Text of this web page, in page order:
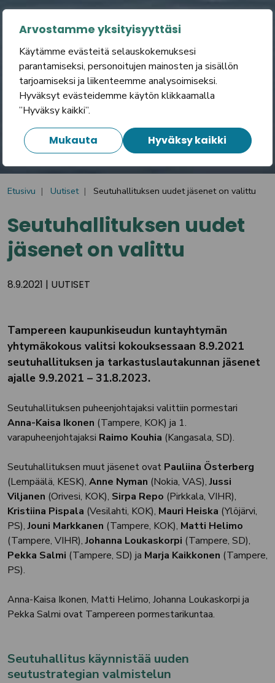
Arvostamme yksityisyyttäsi
Käytämme evästeitä selauskokemuksesi
parantamiseksi, personoitujen mainosten ja sisällön
tarjoamiseksi ja liikenteemme analysoimiseksi.
Hyväksyt evästeidemme käytön klikkaamalla
”Hyväksy kaikki”.
Mukauta Hyväksy kaikki
Etusivu Uutiset Seutuhallituksen uudet jäsenet on valittu
Seutuhallituksen uudet
jäsenet on valittu
8.9.2021 | UUTISET
Tampereen kaupunkiseudun kuntayhtymän
yhtymäkokous valitsi kokouksessaan 8.9.2021
seutuhallituksen ja tarkastuslautakunnan jäsenet
ajalle 9.9.2021 – 31.8.2023.
Seutuhallituksen puheenjohtajaksi valittiin pormestari
Anna-Kaisa Ikonen (Tampere, KOK) ja 1.
varapuheenjohtajaksi Raimo Kouhia (Kangasala, SD).
Seutuhallituksen muut jäsenet ovat Pauliina Österberg
(Lempäälä, KESK), Anne Nyman (Nokia, VAS),Jussi
Viljanen (Orivesi, KOK), Sirpa Repo (Pirkkala, VIHR),
Kristiina Pispala (Vesilahti, KOK), Mauri Heiska (Ylöjärvi,
PS),Jouni Markkanen (Tampere, KOK), Matti Helimo
(Tampere, VIHR),Johanna Loukaskorpi (Tampere, SD),
Pekka Salmi (Tampere, SD) ja Marja Kaikkonen (Tampere,
PS).
Anna-Kaisa Ikonen, Matti Helimo, Johanna Loukaskorpi ja
Pekka Salmi ovat Tampereen pormestarikuntaa.
Seutuhallitus käynnistää uuden
seutustrategian valmistelun